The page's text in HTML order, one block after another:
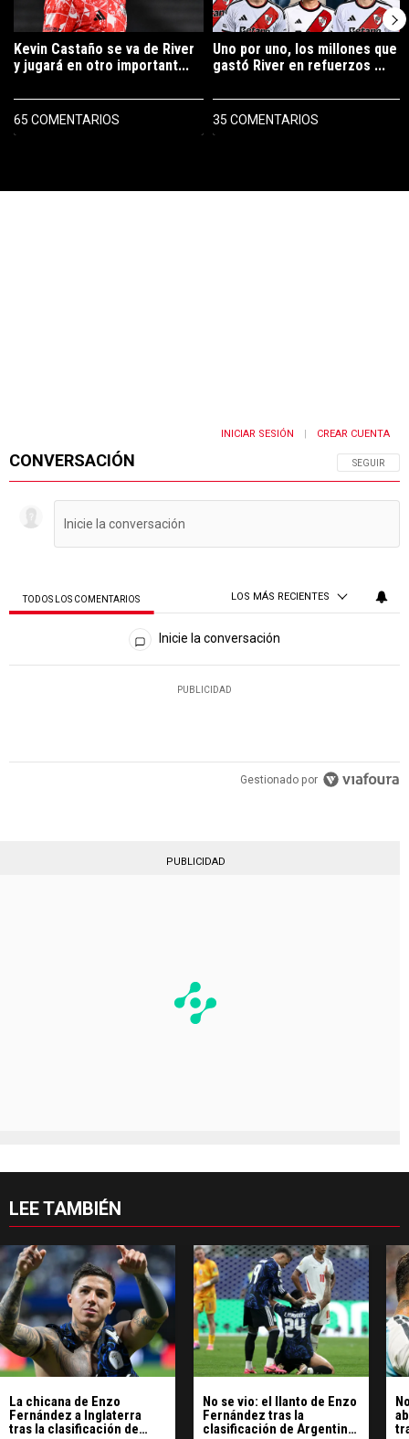
Kevin Castaño se va de River
y jugará en otro important...
65 COMENTARIOS
Uno por uno, los millones que
gastó River en refuerzos ...
35 COMENTARIOS
CONVERSACIÓN SIGA ESTA
SEGUIR
INICIAR SESIÓN CREAR CUENTA
TODOS LOS COMENTARIOS LOS MÁS RECIENTES
Todos los comentarios
Inicie la conversación
PUBLICIDAD
Gestionado por
PUBLICIDAD
LEE TAMBIÉN
La chicana de Enzo
Fernández a Inglaterra
tras la clasificación de
No se vio: el llanto de Enzo
Fernández tras la
clasificación de Argentina